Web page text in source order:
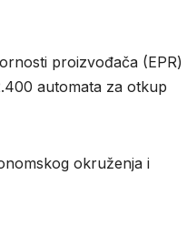
proizvođača (EPR)
automata za otkup
okruženja i